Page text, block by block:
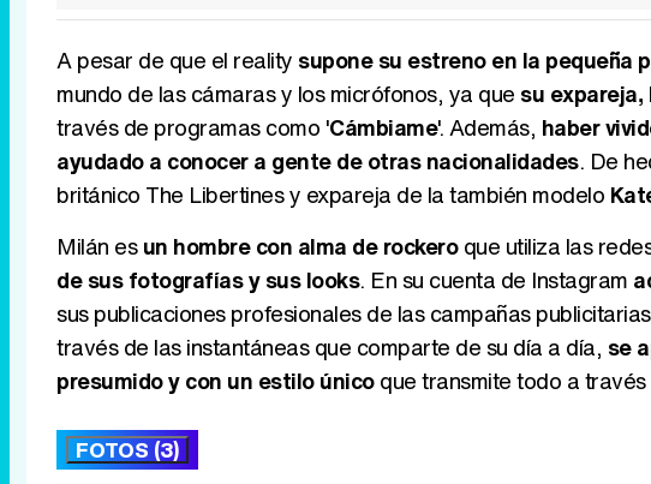
A pesar de que el reality supone su estreno en la pequeña
mundo de las cámaras y los micrófonos, ya que su
través de programas como 'Cámbiame'. Además, haber
ayudado a conocer a gente de otras nacionalidades. De
británico The Libertines y expareja de la también modelo
Milán esun hombre con alma de rockeroque utiliza las
de sus fotografías y sus looks. En su cuenta de Instagram
sus publicaciones profesionales de las campañas
través de las instantáneas que comparte de su día a día, se
presumido y con un estilo únicoque transmite todo a
FOTOS (3)